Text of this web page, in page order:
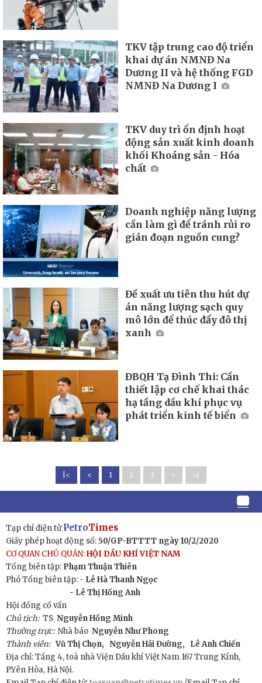
TKV tập trung cao độ triển
khai dự án NMNĐ Na
Dương II và hệ thống FGD
NMNĐ Na Dương I
TKV duy trì ổn định hoạt
động sản xuất kinh doanh
khối Khoáng sản - Hóa
chất
Doanh nghiệp năng lượng
cần làm gì để tránh rủi ro
gián đoạn nguồn cung?
Đề xuất ưu tiên thu hút dự
án năng lượng sạch quy
mô lớn để thúc đẩy đô thị
xanh
ĐBQH Tạ Đình Thi: Cần
thiết lập cơ chế khai thác
hạ tầng dầu khí phục vụ
phát triển kinh tế biển
|< < 1 2 3 > >|
Tạp chí điện tửPetroTimes
Giấy phép hoạt động số: 50/GP-BTTTT ngày 10/2/2020
CƠ QUAN CHỦ QUẢN:HỘI DẦU KHÍ VIỆT NAM
Tổng biên tập: Phạm Thuận Thiên
Phó Tổng biên tập: - Lê Hà Thanh Ngọc
- Lê Thị Hồng Anh
Hội đồng cố vấn
Chủ tịch:TS Nguyễn Hồng Minh
Thường trực: Nhà báo Nguyễn Như Phong
Thành viên: Vũ Thị Chọn, Nguyễn Hải Đường,
Lê Anh Chiến
Địa chỉ: Tầng 4, toà nhà Viện Dầu khí Việt Nam 167 Trung Kính,
P.Yên Hòa, Hà Nội.